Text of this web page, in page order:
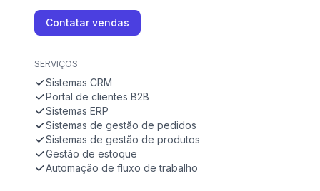
Contatar vendas
SERVIÇOS
Sistemas CRM
Portal de clientes B2B
Sistemas ERP
Sistemas de gestão de pedidos
Sistemas de gestão de produtos
Gestão de estoque
Automação de fluxo de trabalho